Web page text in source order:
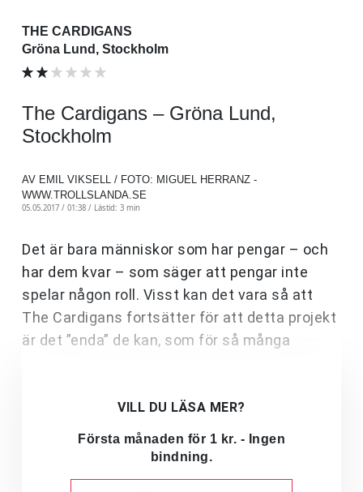
THE CARDIGANS
Gröna Lund, Stockholm
The Cardigans – Gröna Lund,
Stockholm
AV EMIL VIKSELL / FOTO: MIGUEL HERRANZ -
WWW.TROLLSLANDA.SE
05.05.2017 / 01:38 / Lästid: 3 min
Det är bara människor som har pengar – och
har dem kvar – som säger att pengar inte
spelar någon roll. Visst kan det vara så att
The Cardigans fortsätter för att detta projekt
är det ”enda” de kan, som för så många
VILL DU LÄSA MER?
Första månaden för 1 kr. - Ingen
bindning.